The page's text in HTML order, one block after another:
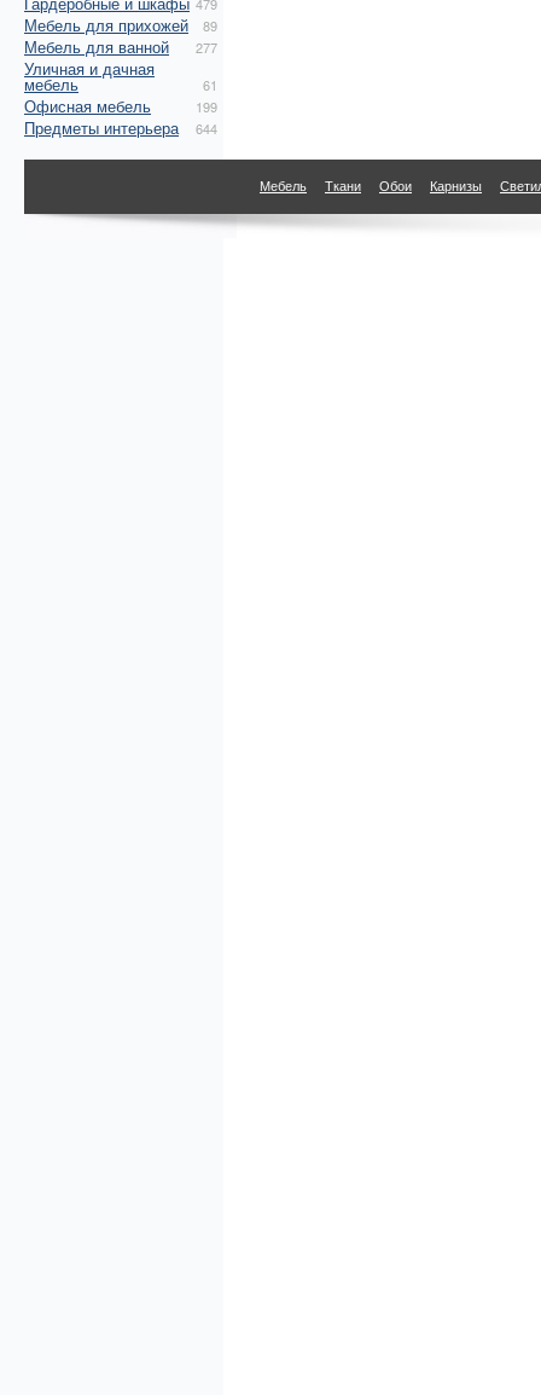
Мебель для прихожей 89
Мебель для ванной 277
Уличная и дачная
мебель 61
Офисная мебель 199
Предметы интерьера 644
Мебель Ткани Обои Карнизы